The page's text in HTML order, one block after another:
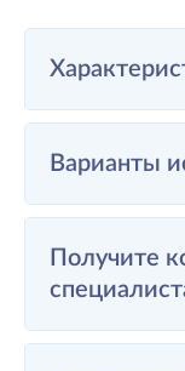
Варианты
Получите